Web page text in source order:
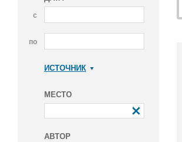
с
по
ИСТОЧНИК
МЕСТО
АВТОР